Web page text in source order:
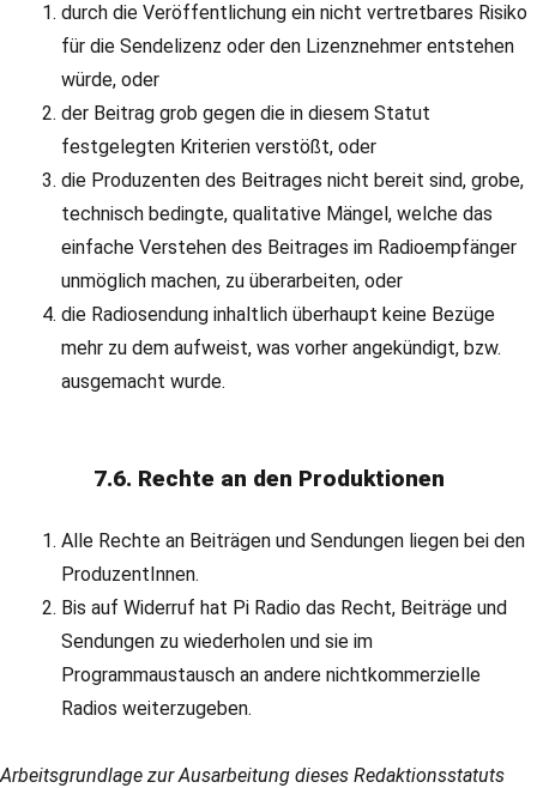
durch die Veröffentlichung ein nicht vertretbares Risiko
für die Sendelizenz oder den Lizenznehmer entstehen
würde, oder
der Beitrag grob gegen die in diesem Statut
festgelegten Kriterien verstößt, oder
die Produzenten des Beitrages nicht bereit sind, grobe,
technisch bedingte, qualitative Mängel, welche das
einfache Verstehen des Beitrages im Radioempfänger
unmöglich machen, zu überarbeiten, oder
die Radiosendung inhaltlich überhaupt keine Bezüge
mehr zu dem aufweist, was vorher angekündigt, bzw.
ausgemacht wurde.
7.6. Rechte an den Produktionen
Alle Rechte an Beiträgen und Sendungen liegen bei den
ProduzentInnen.
Bis auf Widerruf hat Pi Radio das Recht, Beiträge und
Sendungen zu wiederholen und sie im
Programmaustausch an andere nichtkommerzielle
Radios weiterzugeben.
Arbeitsgrundlage zur Ausarbeitung dieses Redaktionsstatuts